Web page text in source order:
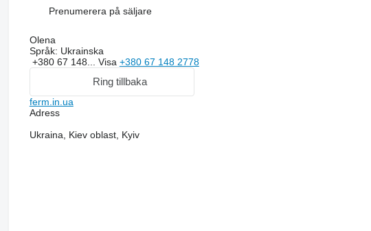
Prenumerera på säljare
Olena
Språk: Ukrainska
+380 67 148... Visa +380 67 148 2778
Ring tillbaka
ferm.in.ua
Adress
Ukraina, Kiev oblast, Kyiv